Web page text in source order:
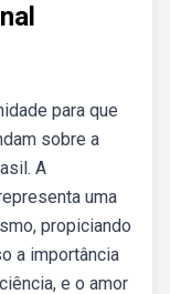
para que
sobre a
A
uma
propiciando
a importância
e o amor